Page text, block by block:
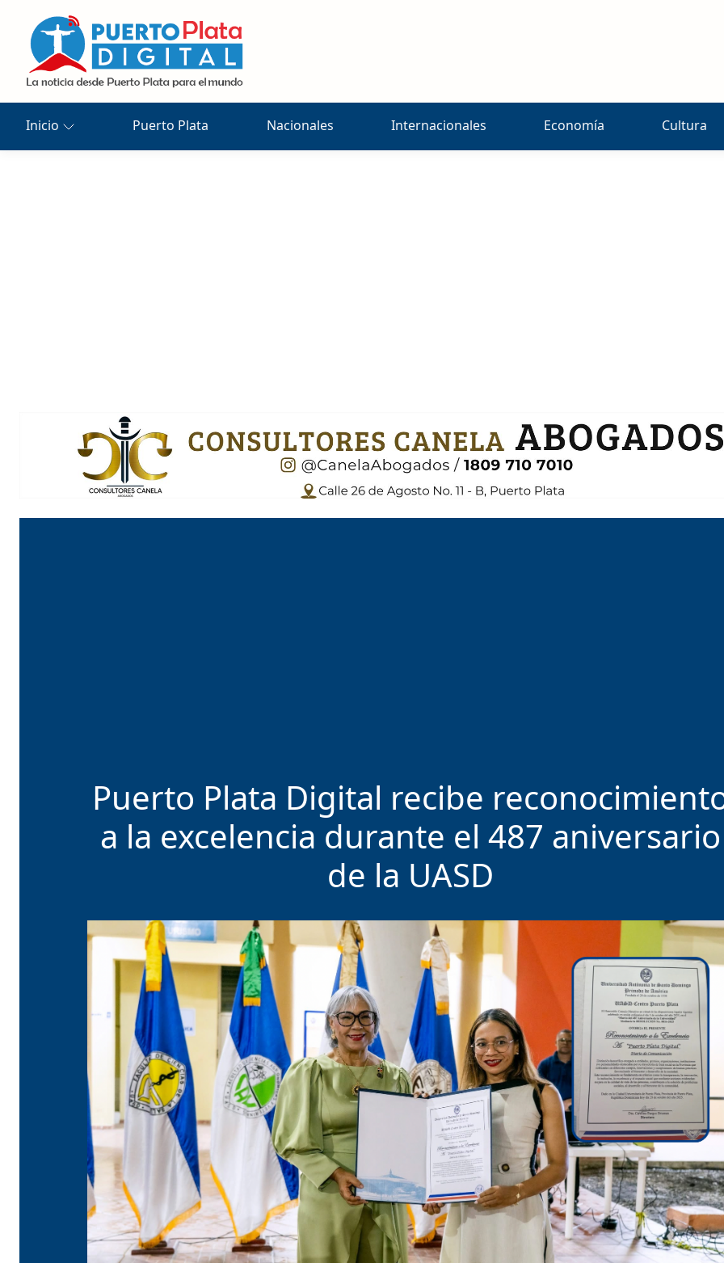
Inicio Puerto Plata Nacionales Internacionales Economía Cultura
Puerto Plata Digital recibe
a la excelencia durante el 487 aniversario
de la UASD